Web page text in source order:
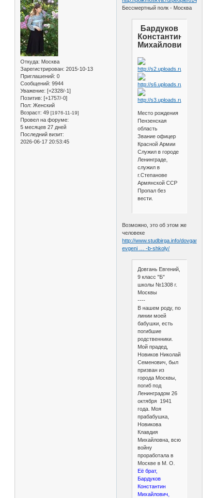
Откуда: Москва
Зарегистрирован: 2015-10-13
Приглашений: 0
Сообщений: 9944
Уважение: [+2328/-1]
Позитив: [+1757/-0]
Пол: Женский
Возраст: 49 [1976-11-19]
Провел на форуме:
5 месяцев 27 дней
Последний визит:
2026-06-17 20:53:45
Бессмертный полк - Москва
Бардуков
Константин
Михайлович
Место рождения
Пензенская
область
Звание офицер
Красной Армии
Служил в городе
Ленинграде,
служил в
г.Степанове
Армянской ССР
Пропал без
вести.
Возможно, это об этом же
человеке
http://www.studbirga.info/dovgan-
evgeni … -b-shkoly/
Довгань Евгений,
9 класс "Б"
школы №1308 г.
Москвы
----
В нашем роду, по
линии моей
бабушки, есть
погибшие
родственники.
Мой прадед,
Новиков Николай
Семенович, был
призван из
города Москвы,
погиб под
Ленинградом 26
октября 1941
года. Моя
прабабушка,
Новикова
Клавдия
Михайловна, всю
войну
проработала в
Москве в М. О.
Её брат,
Бардуков
Константин
Михайлович,